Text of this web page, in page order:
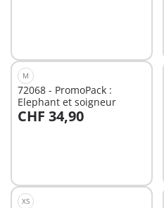
M
72068 - PromoPack :
Elephant et soigneur
CHF 34,90
Au panier
XS